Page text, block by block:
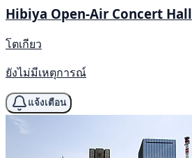
Hibiya Open-Air Concert Hall
โตเกียว
ยังไม่มีเหตุการณ์
แจ้งเตือน